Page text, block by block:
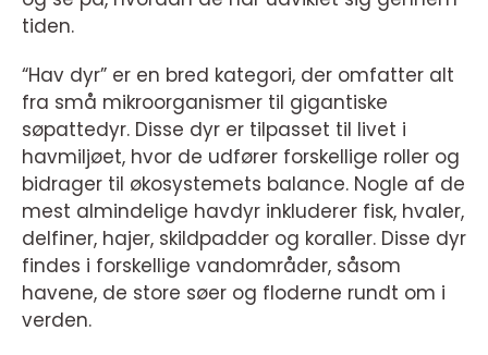
tiden.
“Hav dyr” er en bred kategori, der omfatter alt
fra små mikroorganismer til gigantiske
søpattedyr. Disse dyr er tilpasset til livet i
havmiljøet, hvor de udfører forskellige roller og
bidrager til økosystemets balance. Nogle af de
mest almindelige havdyr inkluderer fisk, hvaler,
delfiner, hajer, skildpadder og koraller. Disse dyr
findes i forskellige vandområder, såsom
havene, de store søer og floderne rundt om i
verden.